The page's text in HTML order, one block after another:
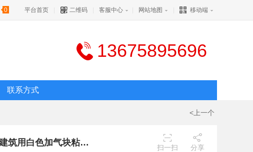
0 平台首页 二维码 客服中心 网站地图 移动端
13675895696
联系方式
<上一个
博亚粘合白色加气块粘结剂粉状粘接墙体建筑用白色加气块粘结剂 扫一扫 分享